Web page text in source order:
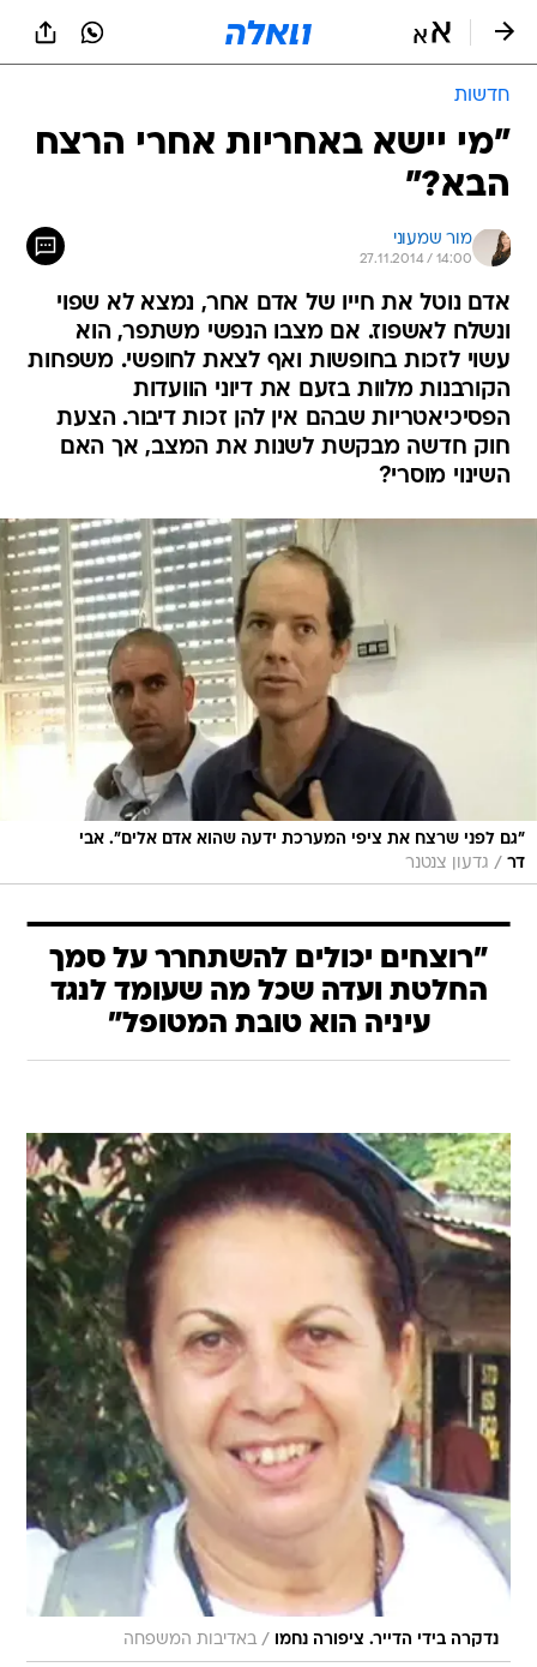
חדשות
"מי יישא באחריות אחרי הרצח
הבא?"
מור שמעוני
27.11.2014 / 14:00
אדם נוטל את חייו של אדם אחר, נמצא לא שפוי
ונשלח לאשפוז. אם מצבו הנפשי משתפר, הוא
עשוי לזכות בחופשות ואף לצאת לחופשי. משפחות
הקורבנות מלוות בזעם את דיוני הוועדות
הפסיכיאטריות שבהם אין להן זכות דיבור. הצעת
חוק חדשה מבקשת לשנות את המצב, אך האם
השינוי מוסרי?
"גם לפני שרצח את ציפי המערכת ידעה שהוא אדם אלים". אבי
דר / גדעון צנטנר
"רוצחים יכולים להשתחרר על סמך
החלטת ועדה שכל מה שעומד לנגד
עיניה הוא טובת המטופל"
נדקרה בידי הדייר. ציפורה נחמו / באדיבות המשפחה